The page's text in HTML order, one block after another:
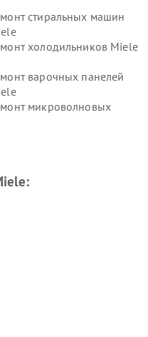
стиральных машин
холодильников Miele
варочных панелей
микроволновых
Miele